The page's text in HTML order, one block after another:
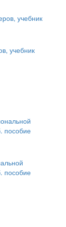
учебник
пособие